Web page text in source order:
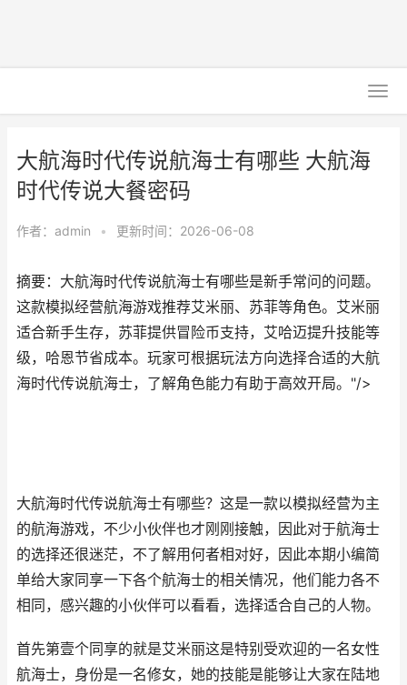
大航海时代传说航海士有哪些 大航海
时代传说大餐密码
作者： admin • 更新时间：2026-06-08
摘要：大航海时代传说航海士有哪些是新手常问的问题。
这款模拟经营航海游戏推荐艾米丽、苏菲等角色。艾米丽
适合新手生存，苏菲提供冒险币支持，艾哈迈提升技能等
级，哈恩节省成本。玩家可根据玩法方向选择合适的大航
海时代传说航海士，了解角色能力有助于高效开局。"/>
大航海时代传说航海士有哪些？这是一款以模拟经营为主
的航海游戏，不少小伙伴也才刚刚接触，因此对于航海士
的选择还很迷茫，不了解用何者相对好，因此本期小编简
单给大家同享一下各个航海士的相关情况，他们能力各不
相同，感兴趣的小伙伴可以看看，选择适合自己的人物。
首先第壹个同享的就是艾米丽这是特别受欢迎的一名女性
航海士，身份是一名修女，她的技能是能够让大家在陆地